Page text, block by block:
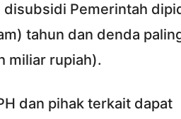
disubsidi Pemerintah
tahun dan denda
miliar rupiah).
dan pihak terkait dapat